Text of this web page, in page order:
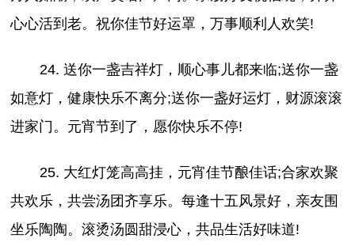
心心活到老。祝你佳节好运罩，万事顺利人欢笑!
24. 送你一盏吉祥灯，顺心事儿都来临;送你一盏
如意灯，健康快乐不离分;送你一盏好运灯，财源滚滚
进家门。元宵节到了，愿你快乐不停!
25. 大红灯笼高高挂，元宵佳节酿佳话;合家欢聚
共欢乐，共尝汤团齐享乐。每逢十五风景好，亲友围
坐乐陶陶。滚烫汤圆甜浸心，共品生活好味道!